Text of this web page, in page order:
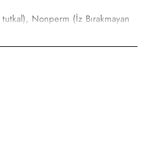
Nonperm (İz Bırakmayan
ürün etiketi. Yüksek ve
sektör tarafından kullanımı